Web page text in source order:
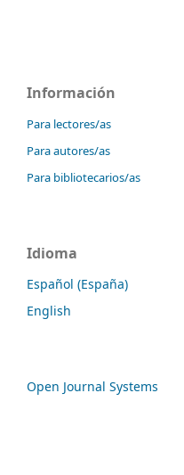
Información
Para lectores/as
Para autores/as
Para bibliotecarios/as
Idioma
Español (España)
English
Open Journal Systems